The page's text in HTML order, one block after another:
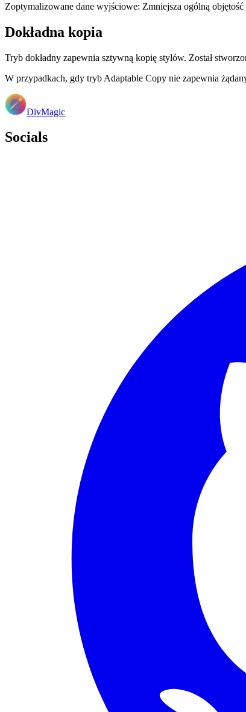
Zoptymalizowane dane wyjściowe: Zmniejsza ogólną
Dokładna kopia
Tryb dokładny zapewnia sztywną kopię stylów. Został
W przypadkach, gdy tryb Adaptable Copy nie zapewnia
DivMagic
Socials